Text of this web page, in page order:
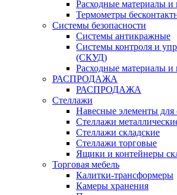
Расходные материалы
Термометры
Системы безопасности
Системы антикражные
Системы контроля и
(СКУД)
Расходные материалы
РАСПРОДАЖА
РАСПРОДАЖА
Стеллажи
Навесные элементы для
Стеллажи
Стеллажи складские
Стеллажи торговые
Ящики и контейнеры
Торговая мебель
Калитки-трансформеры
Камеры хранения